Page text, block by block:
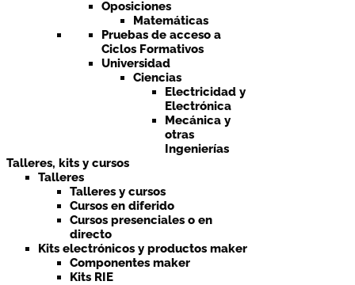
Oposiciones
Matemáticas
Pruebas de acceso a
Ciclos Formativos
Universidad
Ciencias
Electricidad y
Electrónica
Mecánica y
otras
Ingenierías
Talleres, kits y cursos
Talleres
Talleres y cursos
Cursos en diferido
Cursos presenciales o en
directo
Kits electrónicos y productos maker
Componentes maker
Kits RIE